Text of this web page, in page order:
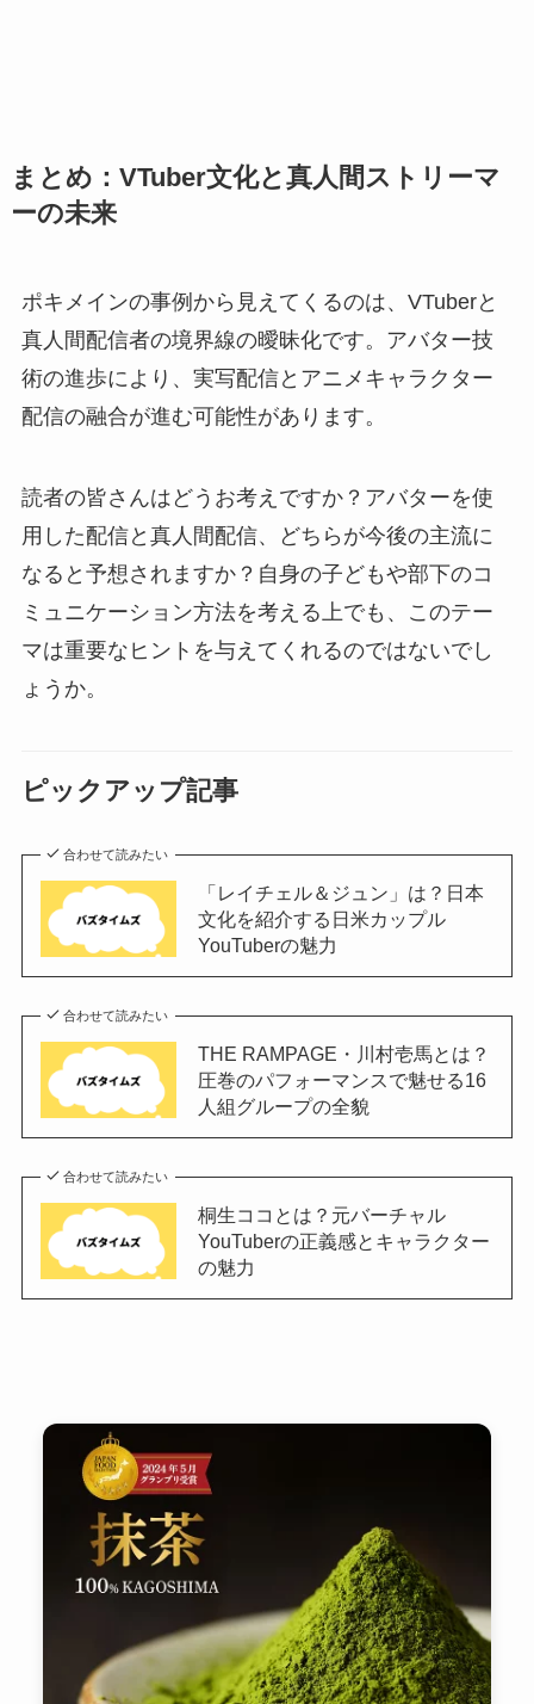
まとめ：VTuber文化と真人間ストリーマ
ーの未来
ポキメインの事例から見えてくるのは、VTuberと
真人間配信者の境界線の曖昧化です。アバター技
術の進歩により、実写配信とアニメキャラクター
配信の融合が進む可能性があります。
読者の皆さんはどうお考えですか？アバターを使
用した配信と真人間配信、どちらが今後の主流に
なると予想されますか？自身の子どもや部下のコ
ミュニケーション方法を考える上でも、このテー
マは重要なヒントを与えてくれるのではないでし
ょうか。
ピックアップ記事
合わせて読みたい
「レイチェル＆ジュン」は？日本
文化を紹介する日米カップル
YouTuberの魅力
合わせて読みたい
THE RAMPAGE・川村壱馬とは？
圧巻のパフォーマンスで魅せる16
人組グループの全貌
合わせて読みたい
桐生ココとは？元バーチャル
YouTuberの正義感とキャラクター
の魅力